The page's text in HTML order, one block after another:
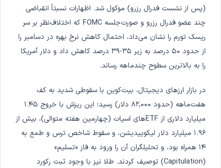
(پس از نشست فدرال رزرو) موکول شد. اظهارات نسبتاً انقباضی
چند عضو فدرال رزرو و صورت‌جلسه FOMC که اختلاف‌نظر بر سر
ریسک تورم را نشان می‌داد، احتمال کاهش نرخ بهره در دسامبر را
از حدود ۵۰ درصد به زیر ۳۵-۳۹ درصد کاهش داد و دلار آمریکا
را به بالاترین سطوح چندماهه رساند.
در بازار ارزهای دیجیتال، بیت‌کوین با سقوطی شدید به کف
هفت‌ماهه (حدود ۸۲,۰۰۰ دلار) رسید؛ این ریزش با خروج ۱.۴۵
میلیارد دلاری از ETFهای اسپات (چهارمین هفته متوالی)، بیش از
۱.۹۶ میلیارد دلار لیکوییدیشن، و سقوط شاخص ترس و طمع به
۱۴ همراه بود، و تحلیلگران آن را ورود به فاز «تسلیم»
(Capitulation) توصیف کردند. طلا نیز با وجود ثبت رکورد